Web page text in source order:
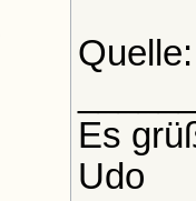
Quelle:
Es
Udo